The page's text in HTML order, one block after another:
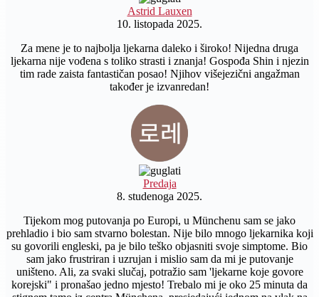
Astrid Lauxen
10. listopada 2025.
Za mene je to najbolja ljekarna daleko i široko! Nijedna druga
ljekarna nije vođena s toliko strasti i znanja! Gospođa Shin i njezin
tim rade zaista fantastičan posao! Njihov višejezični angažman
također je izvanredan!
Predaja
8. studenoga 2025.
Tijekom mog putovanja po Europi, u Münchenu sam se jako
prehladio i bio sam stvarno bolestan. Nije bilo mnogo ljekarnika koji
su govorili engleski, pa je bilo teško objasniti svoje simptome. Bio
sam jako frustriran i uzrujan i mislio sam da mi je putovanje
uništeno. Ali, za svaki slučaj, potražio sam 'ljekarne koje govore
korejski" i pronašao jedno mjesto! Trebalo mi je oko 25 minuta da